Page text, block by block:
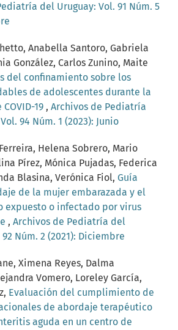
del Uruguay: Vol. 91 Núm. 5
Anabella Santoro, Gabriela
González, Carlos Zunino, Maite
del confinamiento sobre los
de adolescentes durante la
19 , Archivos de Pediatría
94 Núm. 1 (2023): Junio
Helena Sobrero, Mario
Pírez, Mónica Pujadas, Federica
Blasina, Verónica Fiol, Guía
de la mujer embarazada y el
expuesto o infectado por virus
, Archivos de Pediatría del
Núm. 2 (2021): Diciembre
Ximena Reyes, Dalma
Vomero, Loreley García,
Evaluación del cumplimiento de
de abordaje terapéutico
aguda en un centro de